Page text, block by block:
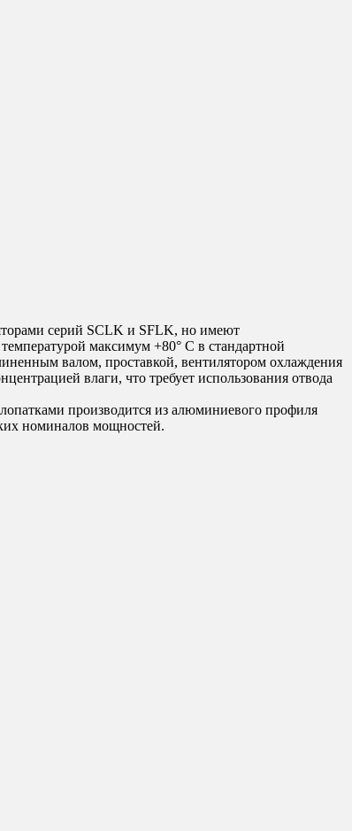
серий SCLK и SFLK, но имеют
максимум +80° C в стандартной
валом, проставкой, вентилятором охлаждения
влаги, что требует использования отвода
производится из алюминиевого профиля
номиналов мощностей.